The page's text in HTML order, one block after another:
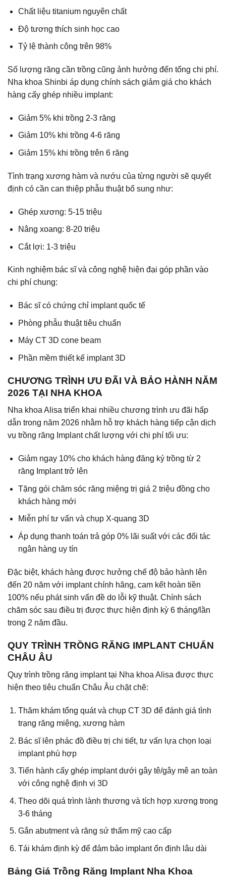
Chất liệu titanium nguyên chất
Độ tương thích sinh học cao
Tỷ lệ thành công trên 98%
Số lượng răng cần trồng cũng ảnh hưởng đến tổng chi phí.
Nha khoa Shinbi áp dụng chính sách giảm giá cho khách
hàng cấy ghép nhiều implant:
Giảm 5% khi trồng 2-3 răng
Giảm 10% khi trồng 4-6 răng
Giảm 15% khi trồng trên 6 răng
Tình trạng xương hàm và nướu của từng người sẽ quyết
định có cần can thiệp phẫu thuật bổ sung như:
Ghép xương: 5-15 triệu
Nâng xoang: 8-20 triệu
Cắt lợi: 1-3 triệu
Kinh nghiệm bác sĩ và công nghệ hiện đại góp phần vào
chi phí chung:
Bác sĩ có chứng chỉ implant quốc tế
Phòng phẫu thuật tiêu chuẩn
Máy CT 3D cone beam
Phần mềm thiết kế implant 3D
CHƯƠNG TRÌNH ƯU ĐÃI VÀ BẢO HÀNH NĂM
2026 TẠI NHA KHOA
Nha khoa Alisa triển khai nhiều chương trình ưu đãi hấp
dẫn trong năm 2026 nhằm hỗ trợ khách hàng tiếp cận dịch
vụ trồng răng Implant chất lượng với chi phí tối ưu:
Giảm ngay 10% cho khách hàng đăng ký trồng từ 2
răng Implant trở lên
Tặng gói chăm sóc răng miệng trị giá 2 triệu đồng cho
khách hàng mới
Miễn phí tư vấn và chụp X-quang 3D
Áp dụng thanh toán trả góp 0% lãi suất với các đối tác
ngân hàng uy tín
Đặc biệt, khách hàng được hưởng chế độ bảo hành lên
đến 20 năm với implant chính hãng, cam kết hoàn tiền
100% nếu phát sinh vấn đề do lỗi kỹ thuật. Chính sách
chăm sóc sau điều trị được thực hiện định kỳ 6 tháng/lần
trong 2 năm đầu.
QUY TRÌNH TRỒNG RĂNG IMPLANT CHUẨN
CHÂU ÂU
Quy trình trồng răng implanttại Nha khoa Alisa được thực
hiện theo tiêu chuẩn Châu Âu chặt chẽ:
Thăm khám tổng quát và chụp CT 3D để đánh giá tình
trạng răng miệng, xương hàm
Bác sĩ lên phác đồ điều trị chi tiết, tư vấn lựa chọn loại
implant phù hợp
Tiến hành cấy ghép implant dưới gây tê/gây mê an toàn
với công nghệ định vị 3D
Theo dõi quá trình lành thương và tích hợp xương trong
3-6 tháng
Gắn abutment và răng sứ thẩm mỹ cao cấp
Tái khám định kỳ để đảm bảo implant ổn định lâu dài
Bảng Giá Trồng Răng Implant Nha Khoa